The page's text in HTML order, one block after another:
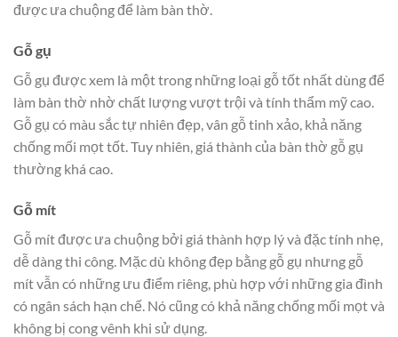
được ưa chuộng để làm bàn thờ.
Gỗ gụ
Gỗ gụ được xem là một trong những loại gỗ tốt nhất dùng để
làm bàn thờ nhờ chất lượng vượt trội và tính thẩm mỹ cao.
Gỗ gụ có màu sắc tự nhiên đẹp, vân gỗ tinh xảo, khả năng
chống mối mọt tốt. Tuy nhiên, giá thành của bàn thờ gỗ gụ
thường khá cao.
Gỗ mít
Gỗ mít được ưa chuộng bởi giá thành hợp lý và đặc tính nhẹ,
dễ dàng thi công. Mặc dù không đẹp bằng gỗ gụ nhưng gỗ
mít vẫn có những ưu điểm riêng, phù hợp với những gia đình
có ngân sách hạn chế. Nó cũng có khả năng chống mối mọt và
không bị cong vênh khi sử dụng.